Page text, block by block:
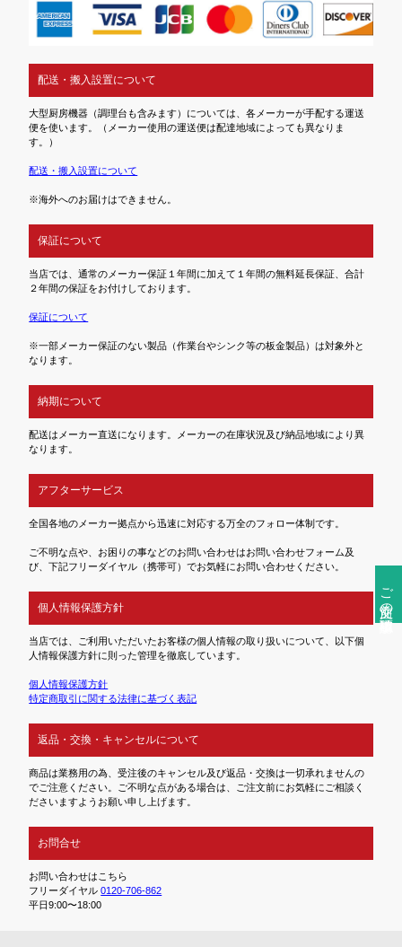
ご注文前の確認事項
配送・搬入設置について
大型厨房機器（調理台も含みます）については、各メーカーが手配する運送
便を使います。（メーカー使用の運送便は配達地域によっても異なりま
す。）
配送・搬入設置について
※海外へのお届けはできません。
保証について
当店では、通常のメーカー保証１年間に加えて１年間の無料延長保証、合計
２年間の保証をお付けしております。
保証について
※一部メーカー保証のない製品（作業台やシンク等の板金製品）は対象外と
なります。
納期について
配送はメーカー直送になります。メーカーの在庫状況及び納品地域により異
なります。
アフターサービス
全国各地のメーカー拠点から迅速に対応する万全のフォロー体制です。
ご不明な点や、お困りの事などのお問い合わせはお問い合わせフォーム及
び、下記フリーダイヤル（携帯可）でお気軽にお問い合わせください。
個人情報保護方針
当店では、ご利用いただいたお客様の個人情報の取り扱いについて、以下個
人情報保護方針に則った管理を徹底しています。
個人情報保護方針
特定商取引に関する法律に基づく表記
返品・交換・キャンセルについて
商品は業務用の為、受注後のキャンセル及び返品・交換は一切承れませんの
でご注意ください。ご不明な点がある場合は、ご注文前にお気軽にご相談く
ださいますようお願い申し上げます。
お問合せ
お問い合わせはこちら
フリーダイヤル0120-706-862
平日9:00〜18:00